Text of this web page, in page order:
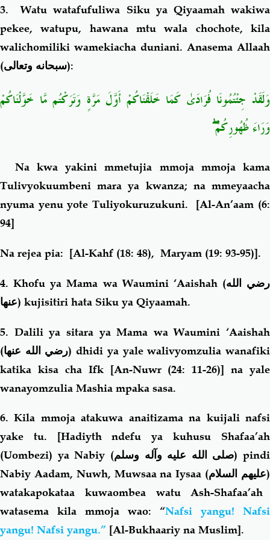
3. Watu watafufuliwa Siku ya Qiyaamah wakiwa
pekee, watupu, hawana mtu wala chochote, kila
walichomiliki wamekiacha duniani. Anasema Allaah
(سبحانه وتعالى):
وَلَقَدْ جِئْتُمُونَا فُرَادَىٰ كَمَا خَلَقْنَاكُمْ أَوَّلَ مَرَّةٍ وَتَرَكْتُم مَّا خَوَّلْنَاكُمْ
وَرَاءَ ظُهُورِكُمْ ۖ
Na kwa yakini mmetujia mmoja mmoja kama
Tulivyokuumbeni mara ya kwanza; na mmeyaacha
nyuma yenu yote Tuliyokuruzukuni. [Al-An’aam (6:
94]
Na rejea pia: [Al-Kahf (18: 48), Maryam (19: 93-95)].
4. Khofu ya Mama wa Waumini ‘Aaishah (رضي الله
عنها) kujisitiri hata Siku ya Qiyaamah.
5. Dalili ya sitara ya Mama wa Waumini ‘Aaishah
(رضي الله عنها) dhidi ya yale walivyomzulia wanafiki
katika kisa cha Ifk [An-Nuwr (24: 11-26)] na yale
wanayomzulia Mashia mpaka sasa.
6. Kila mmoja atakuwa anaitizama na kuijali nafsi
yake tu. [Hadiyth ndefu ya kuhusu Shafaa’ah
(Uombezi) ya Nabiy (صلى الله عليه وآله وسلم) pindi
Nabiy Aadam, Nuwh, Muwsaa na Iysaa
(عليهم السلام)
watakapokataa kuwaombea watu Ash-Shafaa’ah
watasema kila mmoja wao: “Nafsi yangu! Nafsi
yangu! Nafsi yangu.” [Al-Bukhaariy na Muslim].